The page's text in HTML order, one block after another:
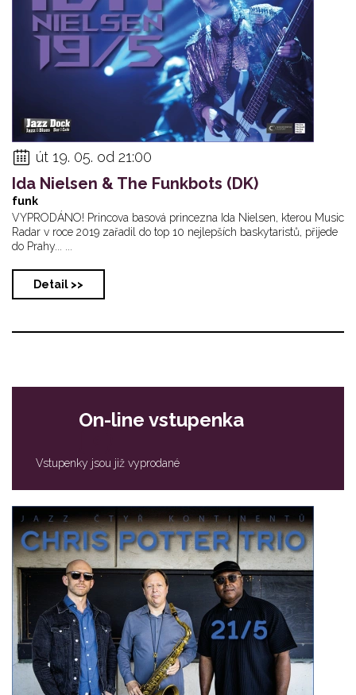
út 19. 05. od 21:00
Ida Nielsen & The Funkbots (DK)
funk
VYPRODÁNO! Princova basová princezna Ida Nielsen, kterou Music
Radar v roce 2019 zařadil do top 10 nejlepších baskytaristů, přijede
do Prahy... ...
Detail >>
On-line vstupenka
Vstupenky jsou již vyprodané